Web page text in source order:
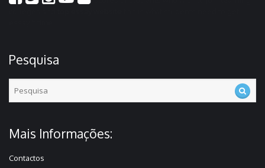
Pesquisa
Mais Informações:
Contactos